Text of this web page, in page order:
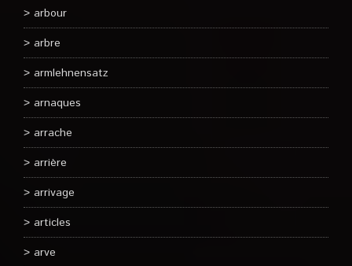
arbour
arbre
armlehnensatz
arnaques
arrache
arrière
arrivage
articles
arve